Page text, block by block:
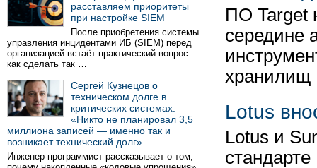
расставляем приоритеты
при настройке SIEM
После приобретения системы
управления инцидентами ИБ (SIEM) перед
организацией встаёт практический вопрос:
как сделать так …
Сергей Кузнецов о
техническом долге в
критических системах:
«Никто не планировал 3,5
миллиона записей — именно так и
возникает технический долг»
Инженер-программист рассказывает о том,
ПО Target
середине
Lotus
Lotus и